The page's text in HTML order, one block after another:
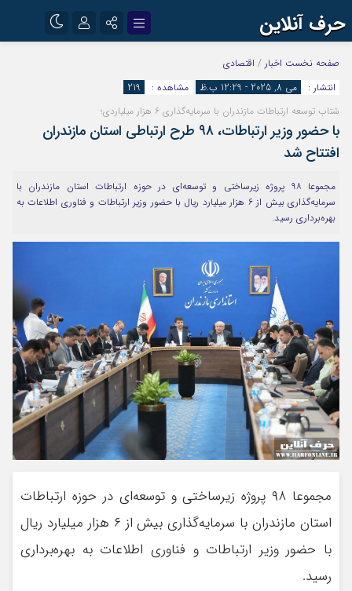
حرف آنلاین
اینستاگرام
آپارات
رمز عبور
مرا به خاطر بسپار
صفحه نخست اخبار / اقتصادی
انتشار :
می 8, 2025 - 12:29 ب.ظ مشاهده :
219
شتاب توسعه ارتباطات مازندران با سرمایه‌گذاری ۶ هزار میلیاردی؛
با حضور وزیر ارتباطات، ۹۸ طرح ارتباطی استان مازندران
افتتاح شد
مجموعا ۹۸ پروژه‌ زیرساختی و توسعه‌ای در حوزه ارتباطات استان مازندران با
سرمایه‌گذاری بیش از ۶ هزار میلیارد ریال با حضور وزیر ارتباطات و فناوری اطلاعات به
بهره‌برداری رسید.
مجموعا ۹۸ پروژه‌ زیرساختی و توسعه‌ای در حوزه ارتباطات
استان مازندران با سرمایه‌گذاری بیش از ۶ هزار میلیارد ریال
با حضور وزیر ارتباطات و فناوری اطلاعات به بهره‌برداری
رسید.